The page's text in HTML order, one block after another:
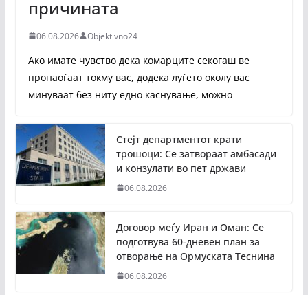
причината
06.08.2026 Objektivno24
Ако имате чувство дека комарците секогаш ве
пронаоѓаат токму вас, додека луѓето околу вас
минуваат без ниту едно каснување, можно
Стејт департментот крати
трошоци: Се затвораат амбасади
и конзулати во пет држави
06.08.2026
Договор меѓу Иран и Оман: Се
подготвува 60-дневен план за
отворање на Ормуската Теснина
06.08.2026